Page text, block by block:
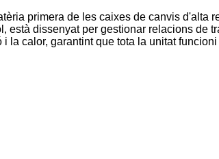
primera de les caixes de canvis d'alta
dissenyat per gestionar relacions de
la calor, garantint que tota la unitat